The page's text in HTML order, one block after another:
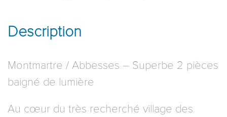
Description
Montmartre / Abbesses – Superbe 2 pièces
baigné de lumière
Au cœur du très recherché village des